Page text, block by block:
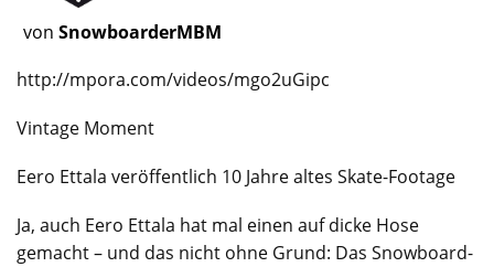
von SnowboarderMBM
http://mpora.com/videos/mgo2uGipc
Vintage Moment
Eero Ettala veröffentlich 10 Jahre altes Skate-Footage
Ja, auch Eero Ettala hat mal einen auf dicke Hose
gemacht – und das nicht ohne Grund: Das Snowboard-